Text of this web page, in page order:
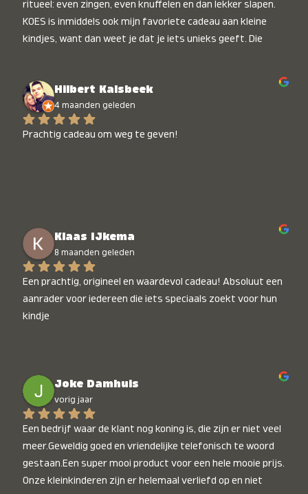
ritueel: even zingen, even knuffelen en dan lekker slapen.
KOES is inmiddels ook mijn favoriete cadeau aan kleine
kindjes, want dan weet je dat je iets unieks geeft. Die
Hilbert Kalsbeek
4 maanden geleden
Prachtig cadeau om weg te geven!
Klaas IJkema
8 maanden geleden
Een prachtig, origineel en waardevol cadeau! Absoluut een
aanrader voor iedereen die iets speciaals zoekt voor hun
kindje
Joke Damhuis
vorig jaar
Een bedrijf waar de klant nog koning is, die zijn er niet veel
meer.Geweldig goed en vriendelijke telefonisch te woord
gestaan.Een super mooi product voor een hele mooie prijs.
Onze kleinkinderen zijn er helemaal verliefd op en niet